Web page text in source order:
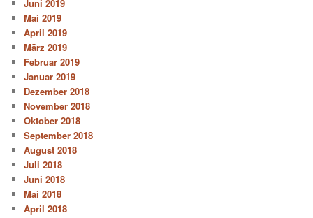
Juni 2019
Mai 2019
April 2019
März 2019
Februar 2019
Januar 2019
Dezember 2018
November 2018
Oktober 2018
September 2018
August 2018
Juli 2018
Juni 2018
Mai 2018
April 2018